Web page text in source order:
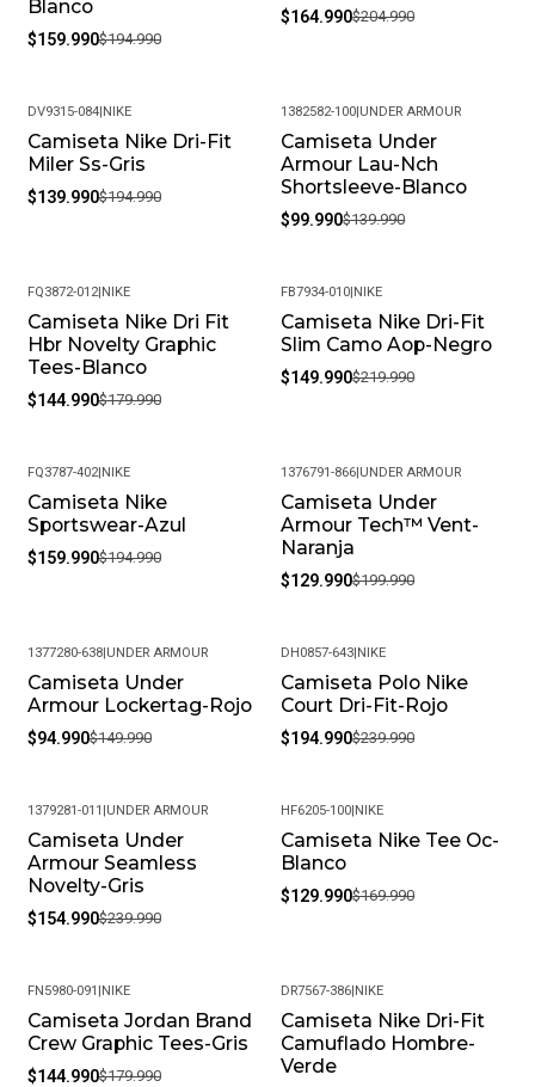
Blanco
$159.990$194.990
$164.990$204.990
-28%
DV9315-084|NIKE
Camiseta Nike Dri-Fit
Miler Ss-Gris
$139.990$194.990
-29%
1382582-100|UNDER ARMOUR
Camiseta Under
Armour Lau-Nch
Shortsleeve-Blanco
$99.990$139.990
-19%
FQ3872-012|NIKE
Camiseta Nike Dri Fit
Hbr Novelty Graphic
Tees-Blanco
$144.990$179.990
-32%
FB7934-010|NIKE
Camiseta Nike Dri-Fit
Slim Camo Aop-Negro
$149.990$219.990
-18%
FQ3787-402|NIKE
Camiseta Nike
Sportswear-Azul
$159.990$194.990
-35%
1376791-866|UNDER ARMOUR
Camiseta Under
Armour Tech™ Vent-
Naranja
$129.990$199.990
-37%
1377280-638|UNDER ARMOUR
Camiseta Under
Armour Lockertag-Rojo
$94.990$149.990
-19%
DH0857-643|NIKE
Camiseta Polo Nike
Court Dri-Fit-Rojo
$194.990$239.990
-35%
1379281-011 |UNDER ARMOUR
Camiseta Under
Armour Seamless
Novelty-Gris
$154.990$239.990
-24%
HF6205-100|NIKE
Camiseta Nike Tee Oc-
Blanco
$129.990$169.990
-19%
FN5980-091 |NIKE
Camiseta Jordan Brand
Crew Graphic Tees-Gris
$144.990$179.990
-33%
DR7567-386|NIKE
Camiseta Nike Dri-Fit
Camuflado Hombre-
Verde